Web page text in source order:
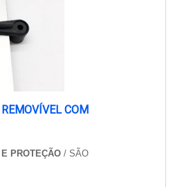
COM
PROTEÇÃO / SÃO